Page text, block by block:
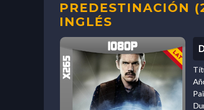
PREDESTINACIÓN
INGLÉS